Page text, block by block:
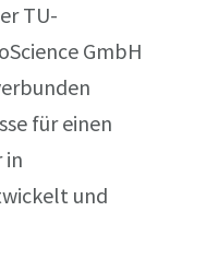
TU-
GmbH
für einen
in
und